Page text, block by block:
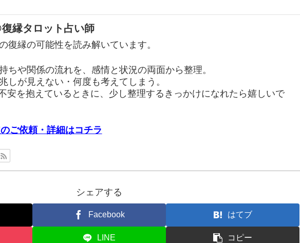
復縁タロット占い師
復縁の可能性を読み解いています。
ちや関係の流れを、感情と状況の両面から整理。
しが見えない・何度も考えてしまう。
安を抱えているときに、少し整理するきっかけになれたら嬉しいで
ご依頼・詳細はコチラ
シェアする
Facebook はてブ
LINE コピー